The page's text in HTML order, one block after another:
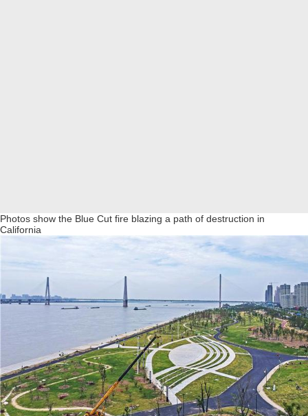
Photos show the Blue Cut fire blazing a path of destruction in
California